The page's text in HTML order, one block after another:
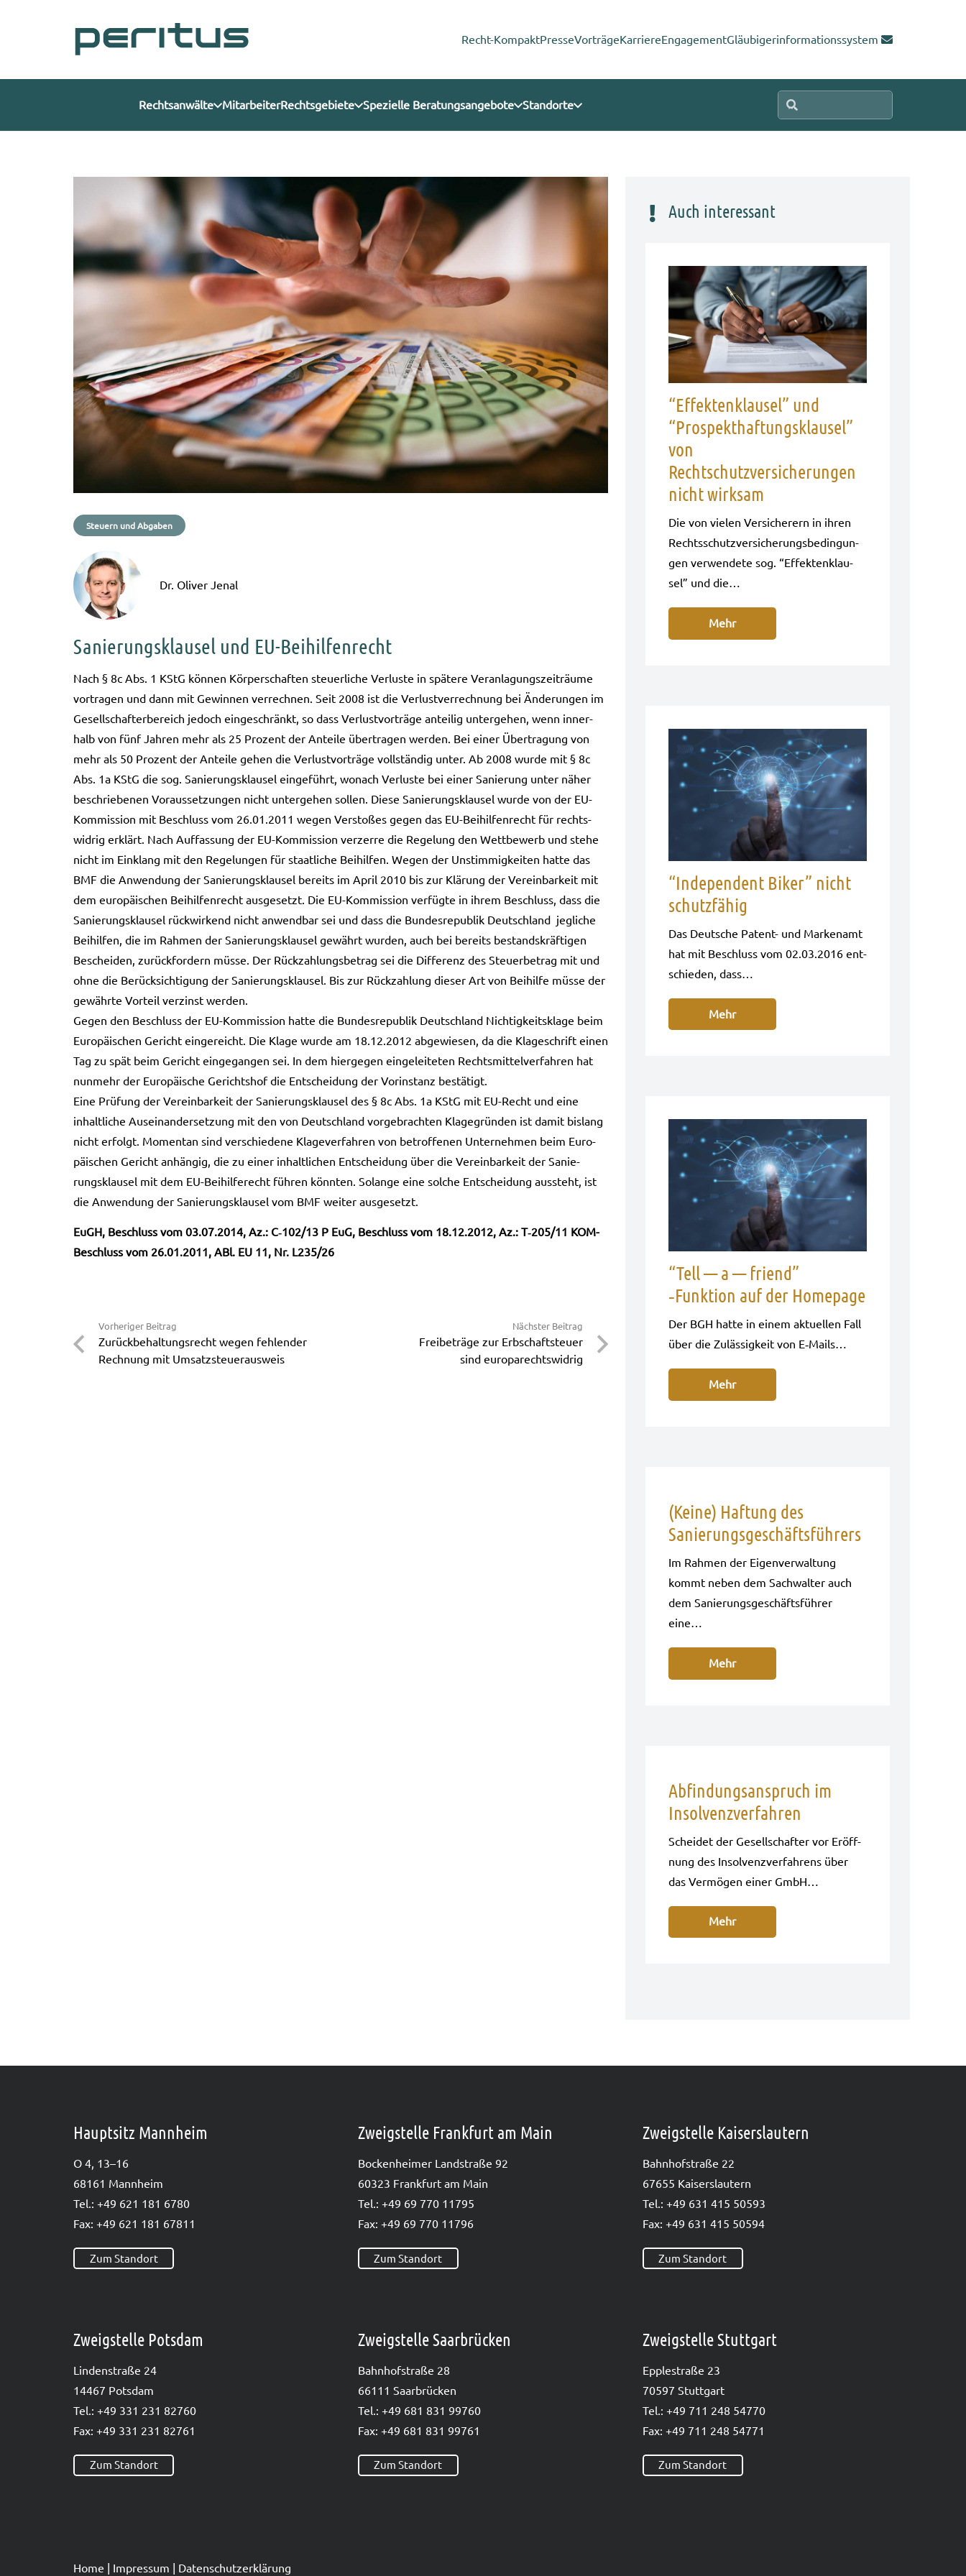
Recht-KompaktPresseVorträgeKarriereEngagementGläubigerinformationssystem
Rechtsanwälte MitarbeiterRechtsgebiete Spezielle Beratungsangebote Standorte
Steuern und Abgaben
Dr. Oliver Jenal
Sanierungsklausel und EU-Beihilfenrecht
Nach § 8c Abs. 1 KStG kön­nen Kör­per­schaf­ten steu­er­li­che Ver­lus­te in spä­te­re Ver­an­la­gungs­zeit­räu­me
vor­tra­gen und dann mit Gewin­nen ver­rech­nen. Seit 2008 ist die Ver­lust­ver­rech­nung bei Ände­run­gen im
Gesell­schaf­ter­be­reich jedoch ein­ge­schränkt, so dass Ver­lust­vor­trä­ge antei­lig unter­ge­hen, wenn inner­
halb von fünf Jah­ren mehr als 25 Pro­zent der Antei­le über­tra­gen wer­den. Bei einer Über­tra­gung von
mehr als 50 Pro­zent der Antei­le gehen die Ver­lust­vor­trä­ge voll­stän­dig unter. Ab 2008 wurde mit § 8c
Abs. 1a KStG die sog. Sanie­rungs­klau­sel ein­ge­führt, wonach Ver­lus­te bei einer Sanie­rung unter näher
beschrie­be­nen Vor­aus­set­zun­gen nicht unter­ge­hen sol­len. Diese Sanie­rungs­klau­sel wurde von der EU-
Kommission mit Beschluss vom 26.01.2011 wegen Ver­sto­ßes gegen das EU-Beihilfenrecht für rechts­
wid­rig erklärt. Nach Auf­fas­sung der EU-Kommission ver­zer­re die Rege­lung den Wett­be­werb und stehe
nicht im Ein­klang mit den Rege­lun­gen für staat­li­che Bei­hil­fen. Wegen der Unstim­mig­kei­ten hatte das
BMF die Anwen­dung der Sanie­rungs­klau­sel bereits im April 2010 bis zur Klä­rung der Ver­ein­bar­keit mit
dem euro­päi­schen Bei­hil­fen­recht aus­ge­setzt. Die EU-Kommission ver­füg­te in ihrem Beschluss, dass die
Sanie­rungs­klau­sel rück­wir­kend nicht anwend­bar sei und dass die Bun­des­re­pu­blik Deutsch­land jeg­li­che
Bei­hil­fen, die im Rah­men der Sanie­rungs­klau­sel gewährt wur­den, auch bei bereits bestands­kräf­ti­gen
Beschei­den, zurück­for­dern müsse. Der Rück­zah­lungs­be­trag sei die Dif­fe­renz des Steu­er­be­trag mit und
ohne die Berück­sich­ti­gung der Sanie­rungs­klau­sel. Bis zur Rück­zah­lung die­ser Art von Bei­hil­fe müsse der
gewähr­te Vor­teil ver­zinst wer­den.
Gegen den Beschluss der EU-Kommission hatte die Bun­des­re­pu­blik Deutsch­land Nich­tig­keits­kla­ge beim
Euro­päi­schen Gericht ein­ge­reicht. Die Klage wurde am 18.12.2012 abge­wie­sen, da die Kla­ge­schrift einen
Tag zu spät beim Gericht ein­ge­gan­gen sei. In dem hier­ge­gen ein­ge­lei­te­ten Rechts­mit­tel­ver­fah­ren hat
nun­mehr der Euro­päi­sche Gerichts­hof die Ent­schei­dung der Vor­in­stanz bestä­tigt.
Eine Prü­fung der Ver­ein­bar­keit der Sanie­rungs­klau­sel des § 8c Abs. 1a KStG mit EU-Recht und eine
inhalt­li­che Aus­ein­an­der­set­zung mit den von Deutsch­land vor­ge­brach­ten Kla­ge­grün­den ist damit bis­lang
nicht erfolgt. Momen­tan sind ver­schie­de­ne Kla­ge­ver­fah­ren von betrof­fe­nen Unter­neh­men beim Euro­
päi­schen Gericht anhän­gig, die zu einer inhalt­li­chen Ent­schei­dung über die Ver­ein­bar­keit der Sanie­
rungs­klau­sel mit dem EU-Beihilferecht füh­ren könn­ten. Solan­ge eine sol­che Ent­schei­dung aus­steht, ist
die Anwen­dung der Sanie­rungs­klau­sel vom BMF wei­ter aus­ge­setzt.
EuGH, Beschluss vom 03.07.2014, Az.: C‑102/13 P EuG, Beschluss vom 18.12.2012, Az.: T‑205/11 KOM-
Beschluss vom 26.01.2011, ABl. EU 11, Nr. L235/26
Vorheriger Beitrag
Zurückbehaltungsrecht wegen fehlender
Rechnung mit Umsatzsteuerausweis
Nächster Beitrag
Freibeträge zur Erbschaftsteuer
sind europarechtswidrig
Auch interessant
“Effektenklausel” und
“Prospekthaftungsklausel”
von
Rechtschutzversicherungen
nicht wirksam
Die von vie­len Ver­si­che­rern in ihren
Rechts­schutz­ver­si­che­rungs­be­din­gun­
gen ver­wen­de­te sog. “Effek­ten­klau­
sel” und die…
Mehr
“Independent Biker” nicht
schutzfähig
Das Deut­sche Patent- und Mar­ken­amt
hat mit Beschluss vom 02.03.2016 ent­
schie­den, dass…
Mehr
“Tell — a — friend”
‑Funktion auf der Homepage
Der BGH hatte in einem aktu­el­len Fall
über die Zuläs­sig­keit von E‑Mails…
Mehr
(Keine) Haftung des
Sanierungsgeschäftsführers
Im Rah­men der Eigen­ver­wal­tung
kommt neben dem Sach­wal­ter auch
dem Sanie­rungs­ge­schäfts­füh­rer
eine…
Mehr
Abfindungsanspruch im
Insolvenzverfahren
Schei­det der Gesell­schaf­ter vor Eröff­
nung des Insol­venz­ver­fah­rens über
das Ver­mö­gen einer GmbH…
Mehr
Hauptsitz Mannheim
O 4, 13–16
68161 Mann­heim
Tel.: +49 621 181 6780
Fax: +49 621 181 67811
Zum Standort
Zweigstelle Frankfurt am Main
Bocken­hei­mer Land­stra­ße 92
60323 Frank­furt am Main
Tel.: +49 69 770 11795
Fax: +49 69 770 11796
Zum Standort
Zweigstelle Kaiserslautern
Bahn­hof­stra­ße 22
67655 Kai­sers­lau­tern
Tel.: +49 631 415 50593
Fax: +49 631 415 50594
Zum Standort
Zweigstelle Potsdam
Lin­den­stra­ße 24
14467 Pots­dam
Tel.: +49 331 231 82760
Fax: +49 331 231 82761
Zum Standort
Zweigstelle Saarbrücken
Bahn­hof­stra­ße 28
66111 Saar­brü­cken
Tel.: +49 681 831 99760
Fax: +49 681 831 99761
Zum Standort
Zweigstelle Stuttgart
Epp­le­straße 23
70597 Stutt­gart
Tel.: +49 711 248 54770
Fax: +49 711 248 54771
Zum Standort
Home Impres­sum Datenschutzerklärung